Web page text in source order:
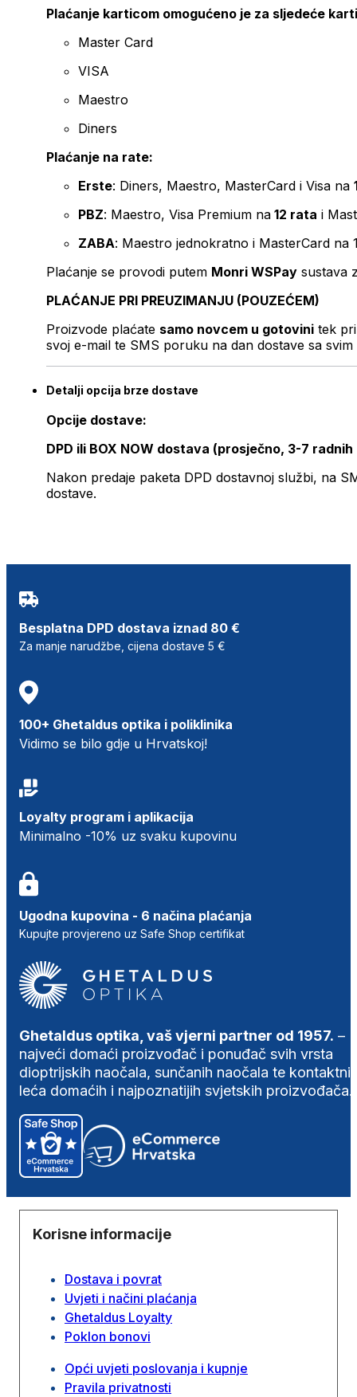
Plaćanje karticom omogućeno je za sljedeće
Master Card
VISA
Maestro
Diners
Plaćanje na rate:
Erste: Diners, Maestro, MasterCard i Visa na
PBZ: Maestro, Visa Premium na 12 rata i
ZABA: Maestro jednokratno i MasterCard na
Plaćanje se provodi putem Monri WSPay sustava
PLAĆANJE PRI PREUZIMANJU (POUZEĆEM)
Proizvode plaćate samo novcem u gotovini tek
svoj e-mail te SMS poruku na dan dostave sa svim
Detalji opcija brze dostave
Opcije dostave:
DPD ili BOX NOW dostava (prosječno, 3-7 radnih
Nakon predaje paketa DPD dostavnoj službi, na
dostave.
Besplatna DPD dostava iznad 80 €
Za manje narudžbe, cijena dostave 5 €
100+ Ghetaldus optika i poliklinika
Vidimo se bilo gdje u Hrvatskoj!
Loyalty program i aplikacija
Minimalno -10% uz svaku kupovinu
Ugodna kupovina - 6 načina plaćanja
Kupujte provjereno uz Safe Shop certifikat
Ghetaldus optika, vaš vjerni partner od 1957. –
najveći domaći proizvođač i ponuđač svih vrsta
dioptrijskih naočala, sunčanih naočala te
leća domaćih i najpoznatijih svjetskih proizvođača.
Korisne informacije
Dostava i povrat
Uvjeti i načini plaćanja
Ghetaldus Loyalty
Poklon bonovi
Opći uvjeti poslovanja i kupnje
Pravila privatnosti